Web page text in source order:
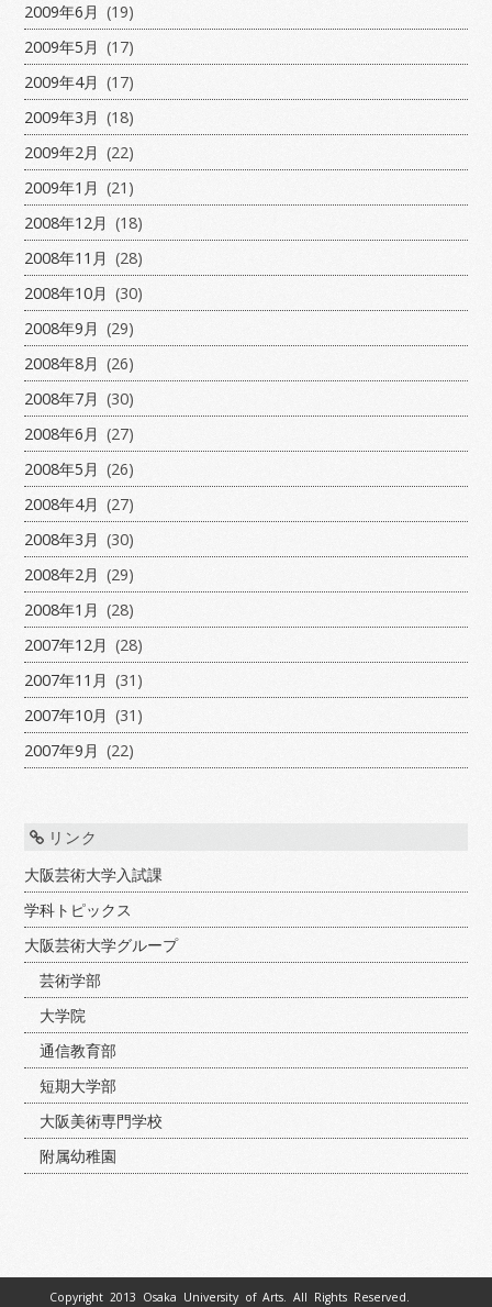
2009年6月 (19)
2009年5月 (17)
2009年4月 (17)
2009年3月 (18)
2009年2月 (22)
2009年1月 (21)
2008年12月 (18)
2008年11月 (28)
2008年10月 (30)
2008年9月 (29)
2008年8月 (26)
2008年7月 (30)
2008年6月 (27)
2008年5月 (26)
2008年4月 (27)
2008年3月 (30)
2008年2月 (29)
2008年1月 (28)
2007年12月 (28)
2007年11月 (31)
2007年10月 (31)
2007年9月 (22)
リンク
大阪芸術大学入試課
学科トピックス
大阪芸術大学グループ
芸術学部
大学院
通信教育部
短期大学部
大阪美術専門学校
附属幼稚園
Copyright 2013 Osaka University of Arts. All Rights Reserved.